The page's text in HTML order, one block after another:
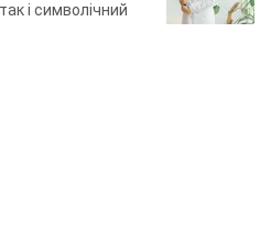
і символічний